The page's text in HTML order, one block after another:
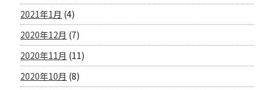
2021年1月 (4)
2020年12月 (7)
2020年11月 (11)
2020年10月 (8)